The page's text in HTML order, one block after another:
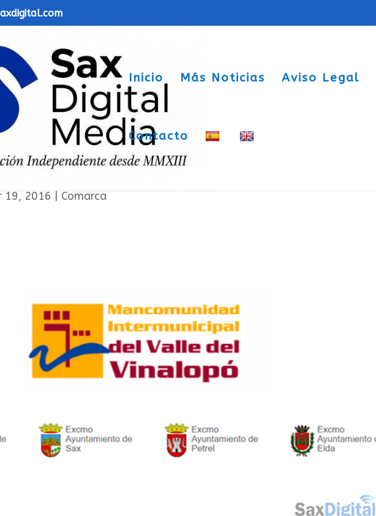
Inicio Más Noticias Aviso Legal
Contacto
Intermunicipal del Vinalopó “optimizar
19, 2016 Comarca